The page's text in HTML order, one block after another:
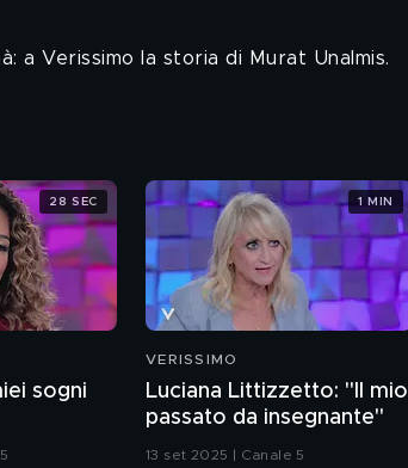
a Verissimo la storia di Murat Unalmis.
sogni
28 SEC
VERISSIMO
Luciana Littizzetto: "Il mio
passato da insegnante"
13 set 2025 | Canale 5
1 MIN